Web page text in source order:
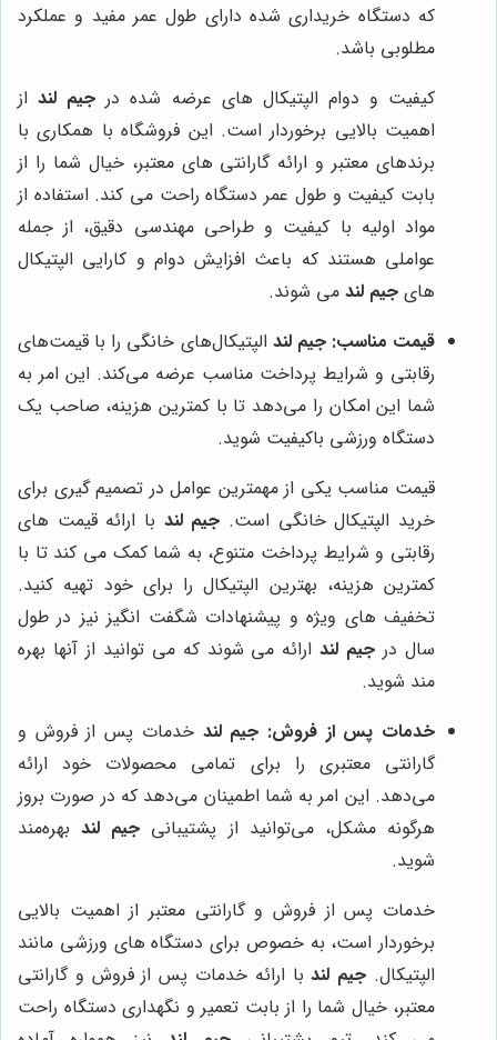
که دستگاه خریداری شده دارای طول عمر مفید و عملکرد
مطلوبی باشد.
کیفیت و دوام الپتیکال های عرضه شده در جیم لنداز
اهمیت بالایی برخوردار است. این فروشگاه با همکاری با
برندهای معتبر و ارائه گارانتی های معتبر، خیال شما را از
بابت کیفیت و طول عمر دستگاه راحت می کند. استفاده از
مواد اولیه با کیفیت و طراحی مهندسی دقیق، از جمله
عواملی هستند که باعث افزایش دوام و کارایی الپتیکال
های جیم لند می شوند.
قیمت مناسب: جیم لند الپتیکال‌های خانگی را با قیمت‌های
رقابتی و شرایط پرداخت مناسب عرضه می‌کند. این امر به
شما این امکان را می‌دهد تا با کمترین هزینه، صاحب یک
دستگاه ورزشی باکیفیت شوید.
قیمت مناسب یکی از مهمترین عوامل در تصمیم گیری برای
خرید الپتیکال خانگی است. جیم لند با ارائه قیمت های
رقابتی و شرایط پرداخت متنوع، به شما کمک می کند تا با
کمترین هزینه، بهترین الپتیکال را برای خود تهیه کنید.
تخفیف های ویژه و پیشنهادات شگفت انگیز نیز در طول
سال در جیم لندارائه می شوند که می توانید از آنها بهره
مند شوید.
خدمات پس از فروش: جیم لند خدمات پس از فروش و
گارانتی معتبری را برای تمامی محصولات خود ارائه
می‌دهد. این امر به شما اطمینان می‌دهد که در صورت بروز
هرگونه مشکل، می‌توانید از پشتیبانی جیم لندبهره‌مند
شوید.
خدمات پس از فروش و گارانتی معتبر از اهمیت بالایی
برخوردار است، به خصوص برای دستگاه های ورزشی مانند
الپتیکال. جیم لندبا ارائه خدمات پس از فروش و گارانتی
معتبر، خیال شما را از بابت تعمیر و نگهداری دستگاه راحت